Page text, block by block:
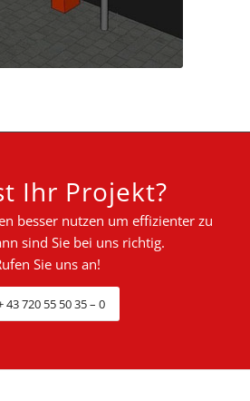
Ihr Projekt?
besser nutzen um effizienter zu
sind Sie bei uns richtig.
Sie uns an!
43 720 55 50 35 – 0